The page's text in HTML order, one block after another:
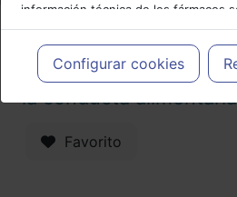
información técnica de los fármacos
meramente informativo, siendo
profesionales facultados prescribir
cada caso concreto, el tratamiento
necesidades del paciente.
Configurar cookies
Actualidad y Artículos
la conducta alimentaria
Favorito